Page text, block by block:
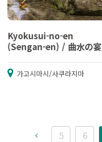
Kyokusui-no-en
(Sengan-en) / 曲水の宴
가고시마시/사쿠라지마
5 6